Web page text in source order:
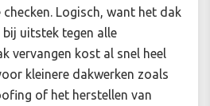
Logisch, want het dak
uitstek tegen alle
vervangen kost al snel heel
kleinere dakwerken zoals
of het herstellen van